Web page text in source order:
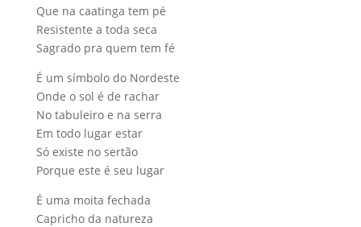
Que na caatinga tem pé
Resistente a toda seca
Sagrado pra quem tem fé
É um símbolo do Nordeste
Onde o sol é de rachar
No tabuleiro e na serra
Em todo lugar estar
Só existe no sertão
Porque este é seu lugar
É uma moita fechada
Capricho da natureza